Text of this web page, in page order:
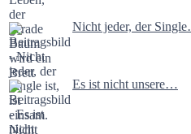
Nicht jeder, der
Es ist nicht unsere…